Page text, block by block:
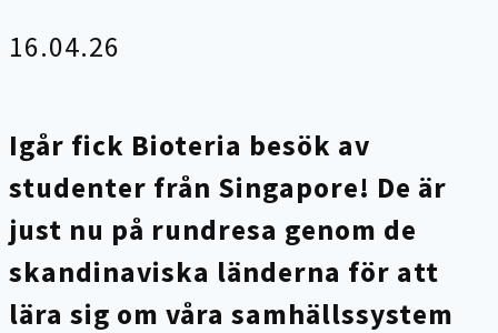
16.04.26
Igår fick Bioteria besök av
studenter från Singapore! De är
just nu på rundresa genom de
skandinaviska länderna för att
lära sig om våra samhällssystem